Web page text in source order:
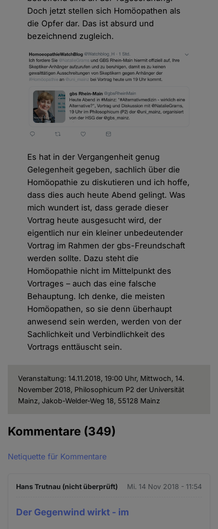
Doch jetzt stellen sich Homöopathen als
die Opfer dar. Das ist absurd und
bezeichnend zugleich.
Es hat in der Vergangenheit genug
Gelegenheit gegeben, sachlich über die
Homöopathie zu diskutieren und ich hoffe,
dass dies auch heute Abend gelingt. Was
mich wundert ist, dass gerade dieser
Vortrag heute ausgesucht wird, der
eigentlich nur ein kleiner unbedeutender
Vortrag im Rahmen der gbs-Freundschaft
werden sollte. Dazu steht die
Homöopathie nicht im Mittelpunkt des
Vortrages – auch das eine falsche
Behauptung. Ich denke, die meisten
Homöopathen, so sie denn überhaupt
anwesend sein werden, werden von der
Sachlichkeit und Verbindlichkeit des
Vortrags enttäuscht sein.
Veranstaltung: 14.11.2018, 19:00 Uhr, Mittwoch, 14.
November 2018, Philosophicum P2 der Universität
Mainz, Jakob-Welder-Weg 18, 55128 Mainz
Kommentare (349)
Netiquette für Kommentare
Hans Trutnau (nicht überprüft) Mi. 14 Nov 2018 - 11:54
Der Gegenwind wirkt - im